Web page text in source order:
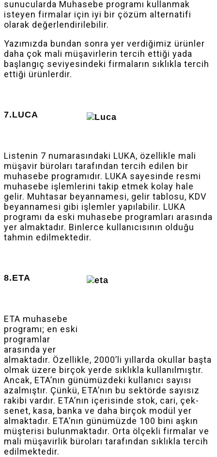
sunucularda Muhasebe programı kullanmak
isteyen firmalar için iyi bir çözüm alternatifi
olarak değerlendirilebilir.
Yazımızda bundan sonra yer verdiğimiz ürünler
daha çok mali müşavirlerin tercih ettiği yada
başlangıç seviyesindeki firmaların sıklıkla tercih
ettiği ürünlerdir.
7.LUCA
Listenin 7 numarasındaki LUKA, özellikle mali
müşavir büroları tarafından tercih edilen bir
muhasebe programıdır. LUKA sayesinde resmi
muhasebe işlemlerini takip etmek kolay hale
gelir. Muhtasar beyannamesi, gelir tablosu, KDV
beyannamesi gibi işlemler yapılabilir. LUKA
programı da eski muhasebe programları arasında
yer almaktadır. Binlerce kullanıcısının olduğu
tahmin edilmektedir.
8.ETA
ETA muhasebe
programı; en eski
programlar
arasında yer
almaktadır. Özellikle, 2000’li yıllarda okullar başta
olmak üzere birçok yerde sıklıkla kullanılmıştır.
Ancak, ETA’nın günümüzdeki kullanıcı sayısı
azalmıştır. Çünkü, ETA’nın bu sektörde sayısız
rakibi vardır. ETA’nın içerisinde stok, cari, çek-
senet, kasa, banka ve daha birçok modül yer
almaktadır. ETA’nın günümüzde 100 bini aşkın
müşterisi bulunmaktadır. Orta ölçekli firmalar ve
mali müşavirlik büroları tarafından sıklıkla tercih
edilmektedir.